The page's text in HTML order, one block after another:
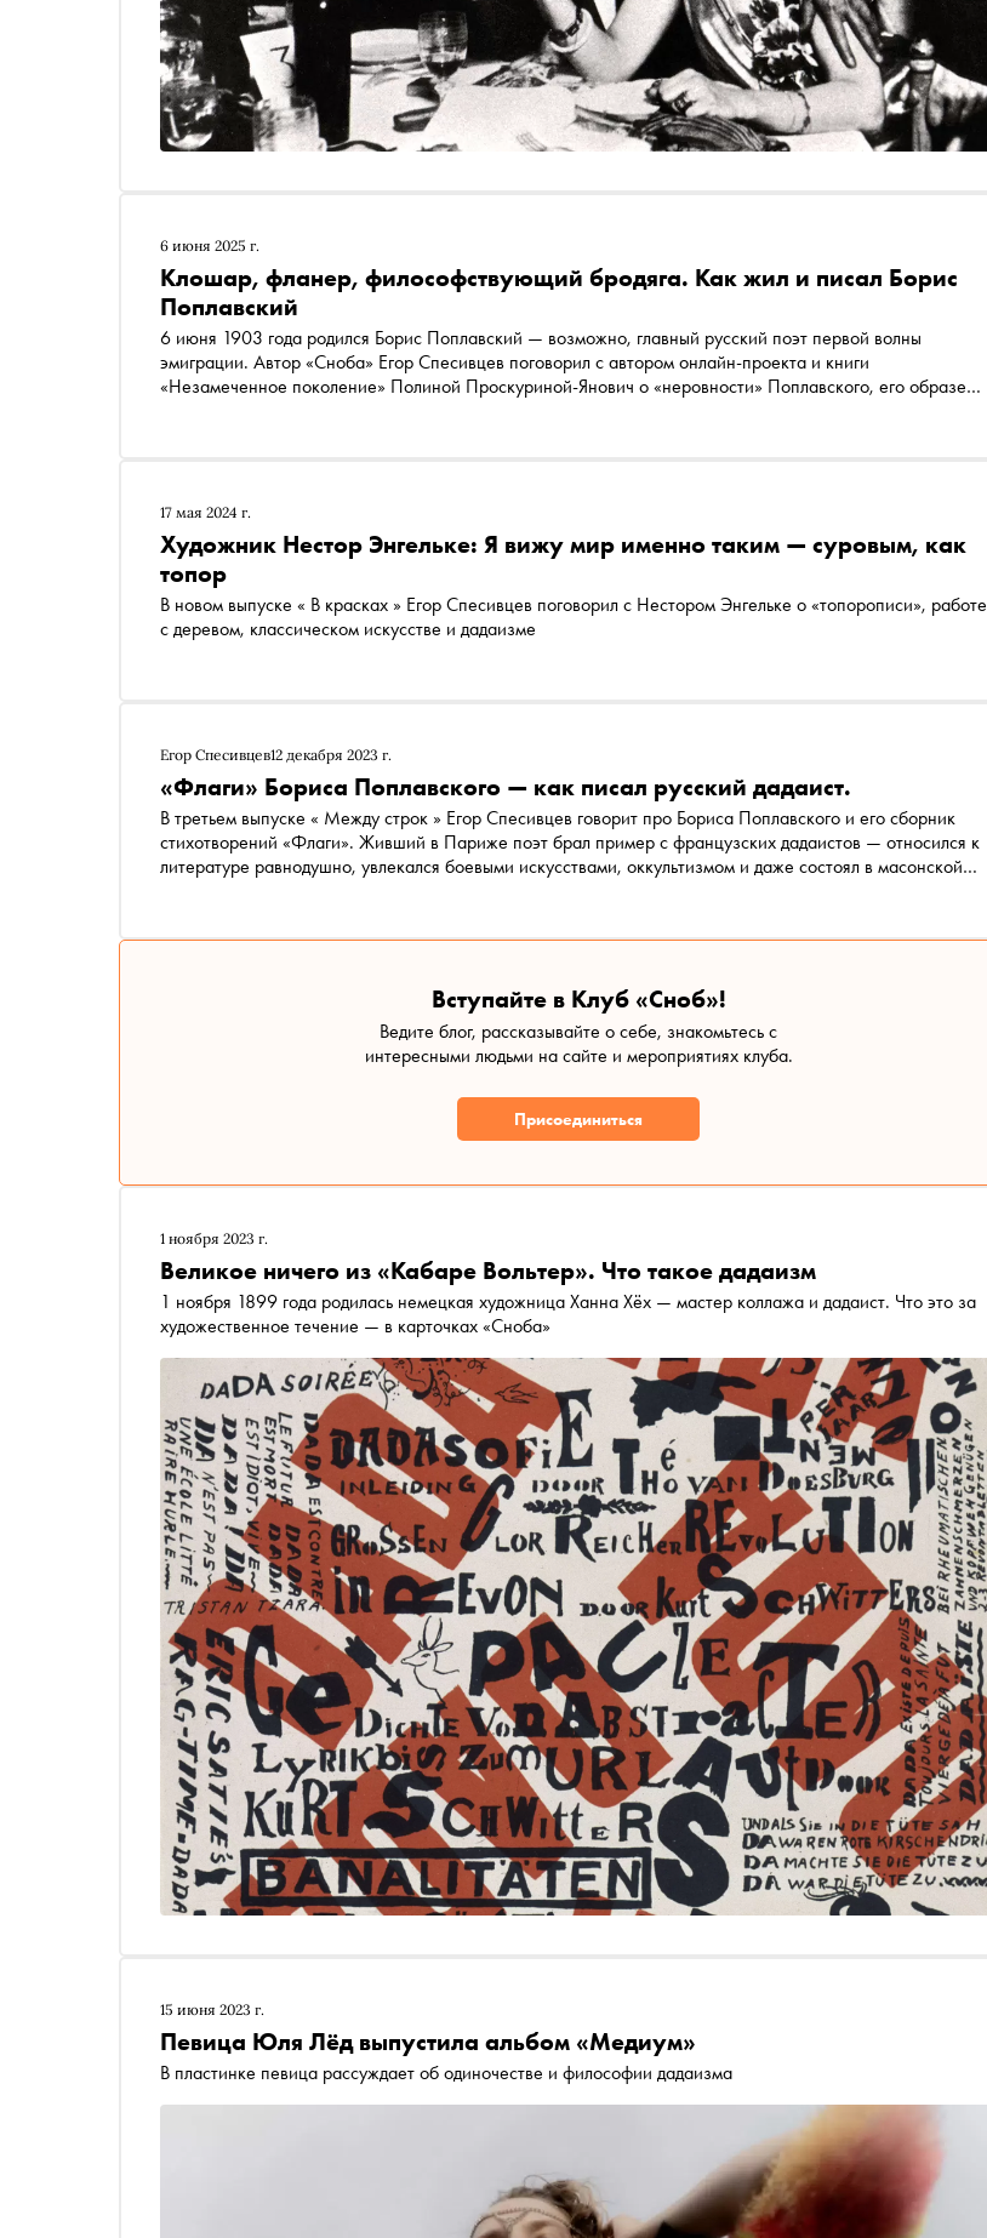
6 июня 2025 г.
Клошар, фланер, философствующий бродяга. Как жил и писал Борис
Поплавский
6 июня 1903 года родился Борис Поплавский — возможно, главный русский поэт первой волны
эмиграции. Автор «Сноба» Егор Спесивцев поговорил с автором онлайн-проекта и книги
«Незамеченное поколение» Полиной Проскуриной-Янович о «неровности» Поплавского, его образе
17 мая 2024 г.
Художник Нестор Энгельке: Я вижу мир именно таким — суровым, как
топор
В новом выпуске « В красках » Егор Спесивцев поговорил с Нестором Энгельке о «топорописи», работе
с деревом, классическом искусстве и дадаизме
Егор Спесивцев12 декабря 2023 г.
«Флаги» Бориса Поплавского — как писал русский дадаист.
В третьем выпуске « Между строк » Егор Спесивцев говорит про Бориса Поплавского и его сборник
стихотворений «Флаги». Живший в Париже поэт брал пример с французских дадаистов — относился к
литературе равнодушно, увлекался боевыми искусствами, оккультизмом и даже состоял в масонской
Вступайте в Клуб «Сноб»!
Ведите блог, рассказывайте о себе, знакомьтесь с
интересными людьми на сайте и мероприятиях клуба.
Присоединиться
1 ноября 2023 г.
Великое ничего из «Кабаре Вольтер». Что такое дадаизм
1 ноября 1899 года родилась немецкая художница Ханна Хёх — мастер коллажа и дадаист. Что это за
художественное течение — в карточках «Сноба»
15 июня 2023 г.
Певица Юля Лёд выпустила альбом «Медиум»
В пластинке певица рассуждает об одиночестве и философии дадаизма